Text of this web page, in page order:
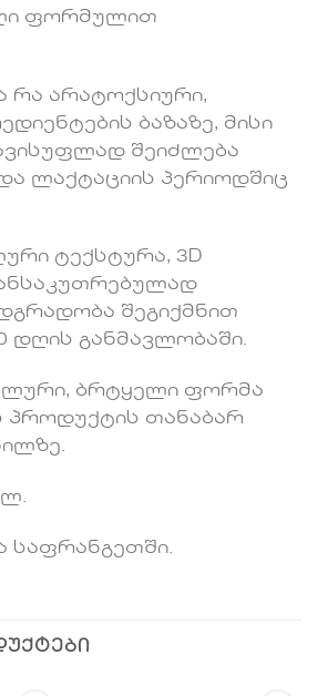
ფორმულით
რა არატოქსიური,
ბაზაზე, მისი
შეიძლება
ლაქტაციის პერიოდშიც
ტექსტურა, 3D
შეგიქმნით
დღის განმავლობაში.
ბრტყელი ფორმა
პროდუქტის თანაბარ
საფრანგეთში.